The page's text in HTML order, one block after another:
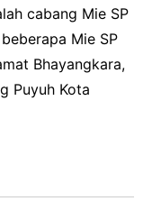
cabang Mie SP
Mie SP
Bhayangkara,
Puyuh Kota